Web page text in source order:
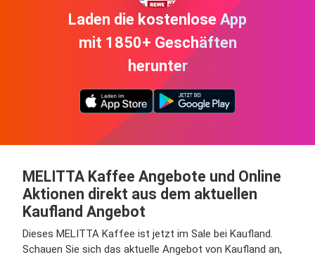
Laden die kostenlose App
mit 1850+ Geschäften
herunter
MELITTA Kaffee Angebote und Online
Aktionen direkt aus dem aktuellen
Kaufland Angebot
Dieses MELITTA Kaffee ist jetzt im Sale bei Kaufland.
Schauen Sie sich das aktuelle Angebot von Kaufland an,